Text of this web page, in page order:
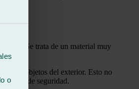
o
Se trata de un material muy
de objetos del exterior. Esto no
nivel de seguridad.